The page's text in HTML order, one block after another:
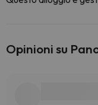
Opinioni su